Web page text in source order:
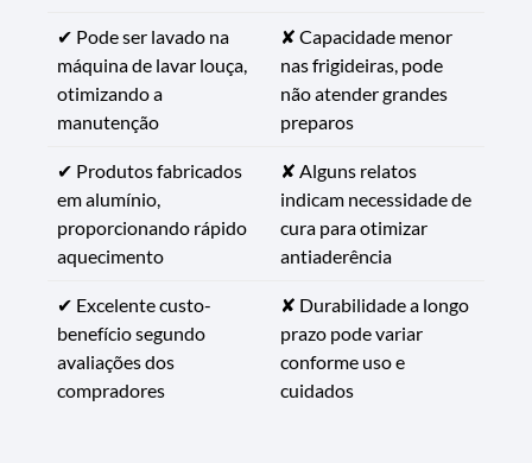
✔ Pode ser lavado na
máquina de lavar louça,
otimizando a
manutenção
✘ Capacidade menor
nas frigideiras, pode
não atender grandes
preparos
✔ Produtos fabricados
em alumínio,
proporcionando rápido
aquecimento
✘ Alguns relatos
indicam necessidade de
cura para otimizar
antiaderência
✔ Excelente custo-
benefício segundo
avaliações dos
compradores
✘ Durabilidade a longo
prazo pode variar
conforme uso e
cuidados